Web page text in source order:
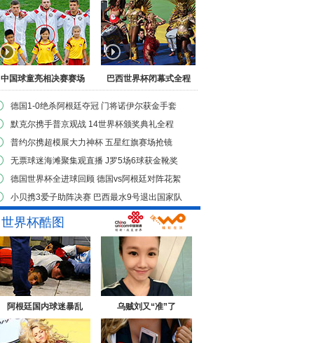
中国球童亮相决赛赛场 巴西世界杯闭幕式全程
德国1-0绝杀阿根廷夺冠 门将诺伊尔获金手套
默克尔携手普京观战 14世界杯颁奖典礼全程
普约尔携超模展大力神杯 五星红旗赛场抢镜
无票球迷海滩聚集观直播 J罗5场6球获金靴奖
德国世界杯全进球回顾 德国vs阿根廷对阵花絮
小贝携3爱子助阵决赛 巴西最水9号退出国家队
世界杯酷图
阿根廷国内球迷暴乱 乌贼刘又“准”了